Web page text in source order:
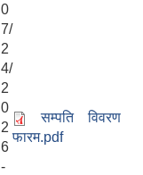
0
7/
2
4/
2
0
2
6
-
सम्पति विवरण
फारम.pdf